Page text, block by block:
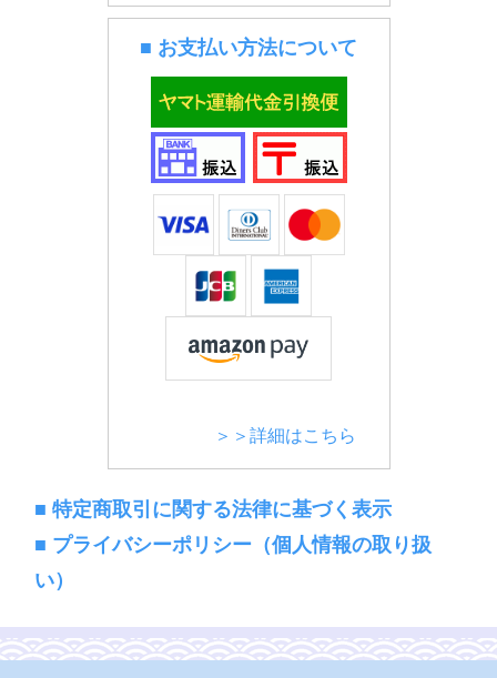
■ お支払い方法について
＞＞詳細はこちら
■ 特定商取引に関する法律に基づく表示
■ プライバシーポリシー（個人情報の取り扱
い）